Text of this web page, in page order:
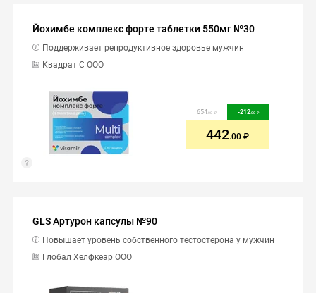
Йохимбе комплекс форте таблетки 550мг №30
Квадрат С ООО
Поддерживает репродуктивное здоровье мужчин
654.00 -212.00
442.00
GLS Артурон капсулы №90
Глобал Хелфкеар ООО
Повышает уровень собственного тестостерона у мужчин